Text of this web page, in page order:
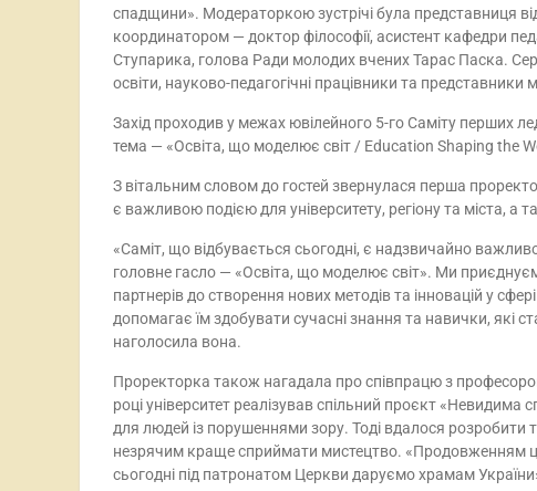
спадщини». Модераторкою зустрічі була представниця
координатором — доктор філософії, асистент кафедри
Ступарика, голова Ради молодих вчених Тарас Паска.
освіти, науково-педагогічні працівники та представники
Захід проходив у межах ювілейного 5-го Саміту перших
тема — «Освіта, що моделює світ / Education Shaping the
З вітальним словом до гостей звернулася перша
є важливою подією для університету, регіону та міста, а
«Саміт, що відбувається сьогодні, є надзвичайно
головне гасло — «Освіта, що моделює світ». Ми
партнерів до створення нових методів та інновацій у
допомагає їм здобувати сучасні знання та навички, які
наголосила вона.
Проректорка також нагадала про співпрацю з
році університет реалізував спільний проєкт
для людей із порушеннями зору. Тоді вдалося розробити
незрячим краще сприймати мистецтво. «Продовженням
сьогодні під патронатом Церкви даруємо храмам